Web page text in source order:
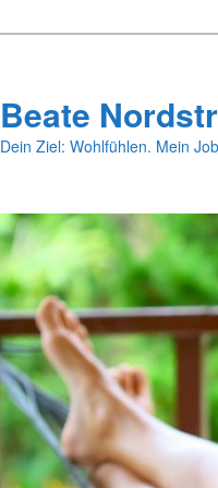
Beate
Dein Ziel: Wohlfühlen. Mein